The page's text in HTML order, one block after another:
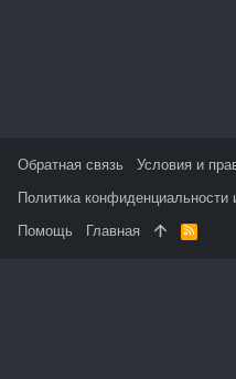
Обратная связь
Условия и
Политика конфиденциальности
Помощь
Главная
R